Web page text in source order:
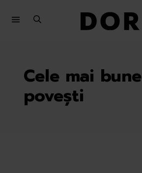
Cele mai bune
povești